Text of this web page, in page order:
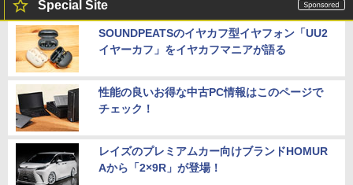
Special Site
SOUNDPEATSのイヤカフ型イヤフォン「UU2
イヤーカフ」をイヤカフマニアが語る
性能の良いお得な中古PC情報はこのページで
チェック！
レイズのプレミアムカー向けブランドHOMUR
Aから「2×9R」が登場！